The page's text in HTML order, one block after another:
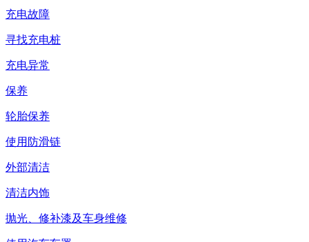
充电故障
寻找充电桩
充电异常
保养
轮胎保养
使用防滑链
外部清洁
清洁内饰
抛光、修补漆及车身维修